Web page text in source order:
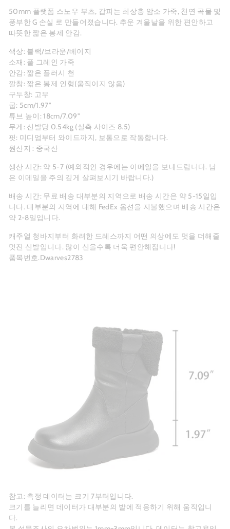
Facebook
X
Pinterest
50mm 플랫폼 스노우 부츠, 갑피는 최상층 암소 가죽, 천연 곡물 및
풍부한G 손실 로 만들어졌습니다. 추운 겨울날을 위한 편안하고
따뜻한 짧은 봉제 안감.
색상: 블랙/브라운/베이지
소재: 풀 그레인 가죽
안감: 짧은 플러시 천
깔창: 짧은 봉제 인형(움직이지 않음)
구두창: 고무
굽: 5cm/1.97"
튜브 높이: 18cm/7.09"
무게: 신발당 0.54kg (실측 사이즈 8.5)
핏: 미디엄부터 와이드까지, 보통으로 작동합니다.
원산지 : 중국산
생산 시간: 약 5-7 (예외적인 경우에는 이메일을 보내드립니다. 남
은 이메일을 주의 깊게 살펴보시기 바랍니다.)
배송 시간: 무료 배송 대부분의 지역으로 배송 시간은 약 5-15일입
니다. 대부분의 지역에 대해 FedEx 옵션을 지불했으며 배송 시간은
약 2-8일입니다.
캐주얼 청바지부터 화려한 드레스까지 어떤 의상에도 멋을 더해줄
멋진 신발입니다. 많이 신을수록 더욱 편안해집니다!
품목번호.Dwarves2783
참고: 측정 데이터는 크기 7부터입니다.
크기를 늘리면 데이터가 대부분의 발에 적응하기 위해 움직입니
다.